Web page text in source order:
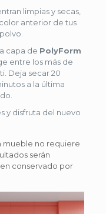
limpias y secas,
anterior de tus
capa de PolyForm
entre los más de
Deja secar 20
a la última
y disfruta del nuevo
mueble no requiere
serán
conservado por